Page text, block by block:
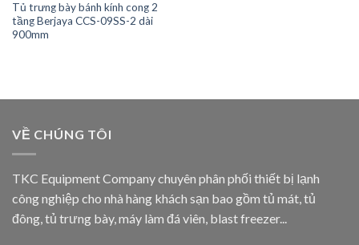
Tủ trưng bày bánh kính cong 2
tầng Berjaya CCS-09SS-2 dài
900mm
VỀ CHÚNG TÔI
TKC Equipment Company chuyên phân phối thiết bị lạnh
công nghiệp cho nhà hàng khách sạn bao gồm tủ mát, tủ
đông, tủ trưng bày, máy làm đá viên, blast freezer...